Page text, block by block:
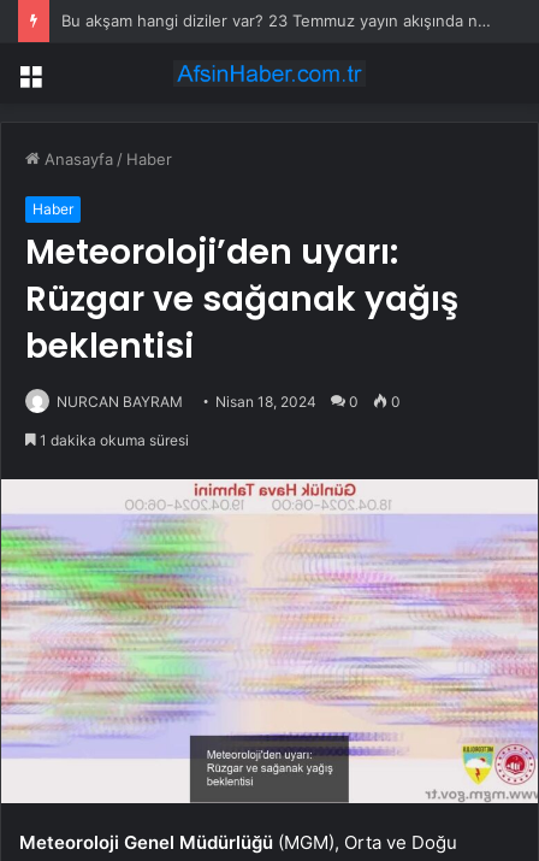
Bu akşam hangi diziler var? 23 Temmuz yayın akışında neler var? ATV, Show TV, NOW, TV8, TRT1, Kanal D, hangi diziler var?
Menü
Anasayfa / Haber
Haber
Meteoroloji’den uyarı:
Rüzgar ve sağanak yağış
beklentisi
NURCAN BAYRAM Nisan 18, 2024 0 0
1 dakika okuma süresi
Meteoroloji Genel Müdürlüğü (MGM), Orta ve Doğu